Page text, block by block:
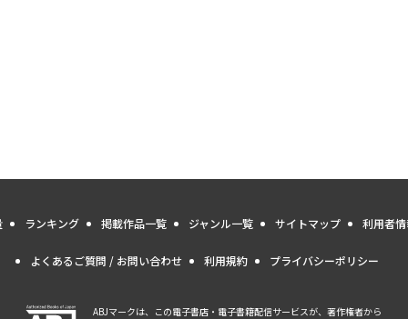
ランキング 掲載作品一覧 ジャンル一覧 サイトマップ 利用者
よくあるご質問 / お問い合わせ 利用規約 プライバシーポリシー
ABJマークは、この電子書店・電子書籍配信サービスが、著作権者から